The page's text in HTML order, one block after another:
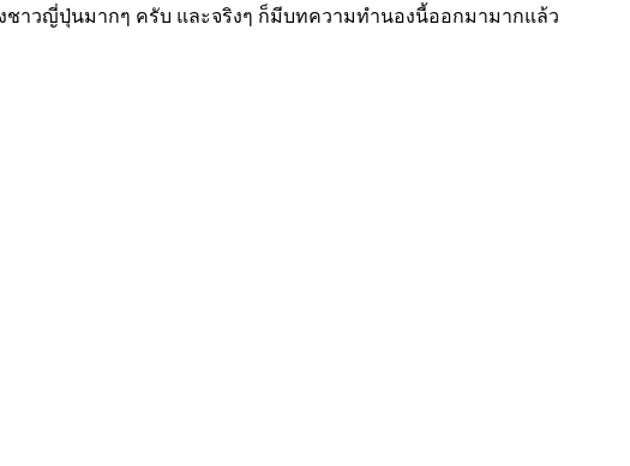
าวญี่ปุ่นมากๆ ครับ และจริงๆ ก็มีบทความทำนองนี้ออกมามากแล้ว